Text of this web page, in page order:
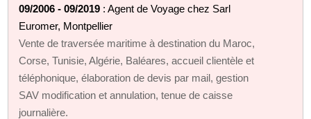
09/2006 - 09/2019 : Agent de Voyage chez Sarl
Euromer, Montpellier
Vente de traversée maritime à destination du Maroc,
Corse, Tunisie, Algérie, Baléares, accueil clientèle et
téléphonique, élaboration de devis par mail, gestion
SAV modification et annulation, tenue de caisse
journalière.